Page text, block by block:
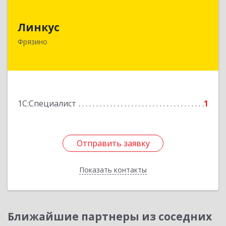
Линкус
Фрязино
1С:Специалист 1
Отправить заявку
Показать контакты
141191, Московская обл, Фрязино г, Ленина ул,
Подробнее
Отправить заявку
Назад
Ближайшие партнеры из соседних